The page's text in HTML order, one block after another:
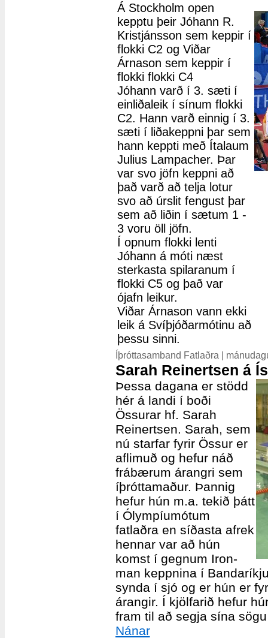
Á Stockholm open
kepptu þeir Jóhann R.
Kristjánsson sem keppir í
flokki C2 og Viðar
Árnason sem keppir í
flokki flokki C4
Jóhann varð í 3. sæti í
einliðaleik í sínum flokki
C2. Hann varð einnig í 3.
sæti í liðakeppni þar sem
hann keppti með Ítalaum
Julius Lampacher. Þar
var svo jöfn keppni að
það varð að telja lotur
svo að úrslit fengust þar
sem að liðin í sætum 1 -
3 voru öll jöfn.
Í opnum flokki lenti
Jóhann á móti næst
sterkasta spilaranum í
flokki C5 og það var
ójafn leikur.
Viðar Árnason vann ekki
leik á Svíþjóðarmótinu að
þessu sinni.
Íþróttasamband Fatlaðra |
Sarah Reinertsen á
Þessa dagana er stödd
hér á landi í boði
Össurar hf. Sarah
Reinertsen. Sarah, sem
nú starfar fyrir Össur er
aflimuð og hefur náð
frábærum árangri sem
íþróttamaður. Þannig
hefur hún m.a. tekið þátt
í Ólympíumótum
fatlaðra en síðasta afrek
hennar var að hún
komst í gegnum Iron-
man keppnina í
synda í sjó og er hún er
árangir. Í kjölfarið hefur
fram til að segja sína
Nánar